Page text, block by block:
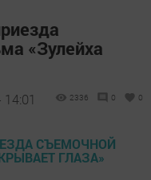
«Зулейха
2336 0 0